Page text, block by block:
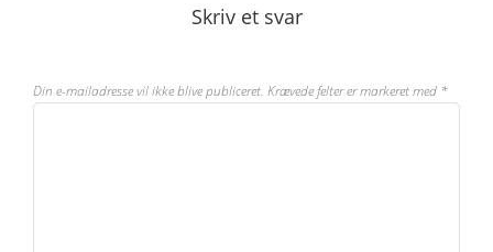
Skriv et svar
Din e-mailadresse vil ikke blive publiceret. Krævede felter er markeret med *